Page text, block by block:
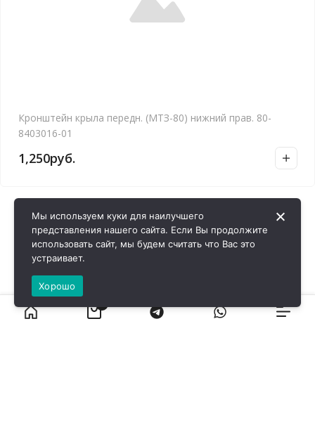
Кронштейн крыла передн. (МТЗ-80) нижний прав. 80-
8403016-01
1,250руб.
Мы используем куки для наилучшего
представления нашего сайта. Если Вы продолжите
использовать сайт, мы будем считать что Вас это
устраивает.
Хорошо